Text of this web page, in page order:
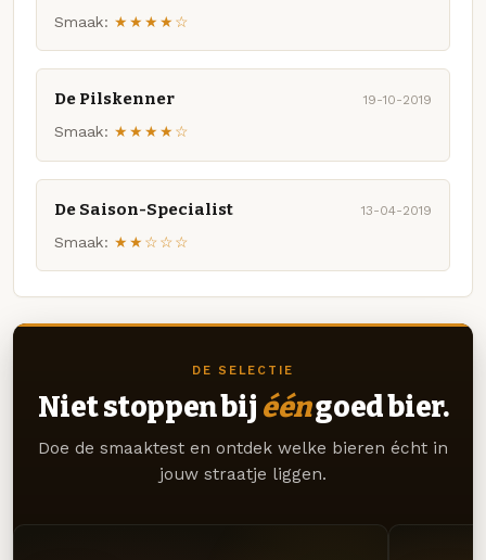
Smaak: ★★★★☆
De Pilskenner 19-10-2019
Smaak: ★★★★☆
De Saison-Specialist 13-04-2019
Smaak: ★★☆☆☆
DE SELECTIE
Niet stoppen bij ééngoed bier.
Doe de smaaktest en ontdek welke bieren écht in
jouw straatje liggen.